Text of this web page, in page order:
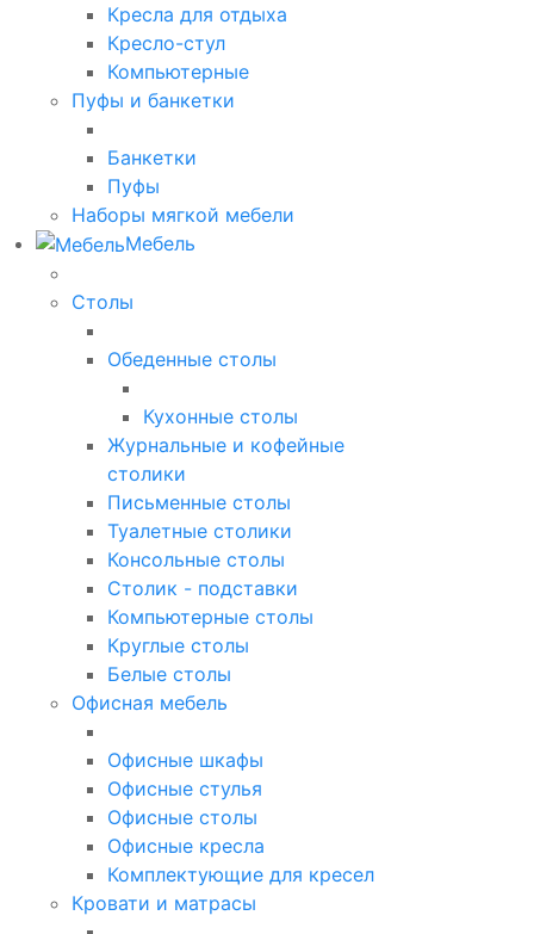
Кресла для отдыха
Кресло-стул
Компьютерные
Пуфы и банкетки
Банкетки
Пуфы
Наборы мягкой мебели
Мебель
Столы
Обеденные столы
Кухонные столы
Журнальные и кофейные
столики
Письменные столы
Туалетные столики
Консольные столы
Столик - подставки
Компьютерные столы
Круглые столы
Белые столы
Офисная мебель
Офисные шкафы
Офисные стулья
Офисные столы
Офисные кресла
Комплектующие для кресел
Кровати и матрасы